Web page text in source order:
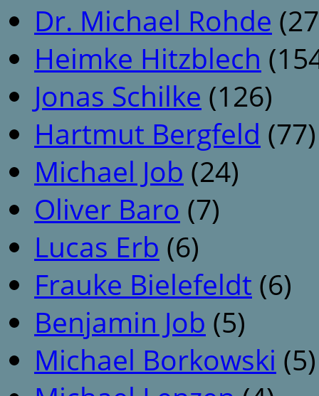
Dr. Michael Rohde
Heimke Hitzblech
Jonas Schilke (126)
Hartmut Bergfeld (77)
Michael Job (24)
Oliver Baro (7)
Lucas Erb (6)
Frauke Bielefeldt (6)
Benjamin Job (5)
Michael Borkowski (5)